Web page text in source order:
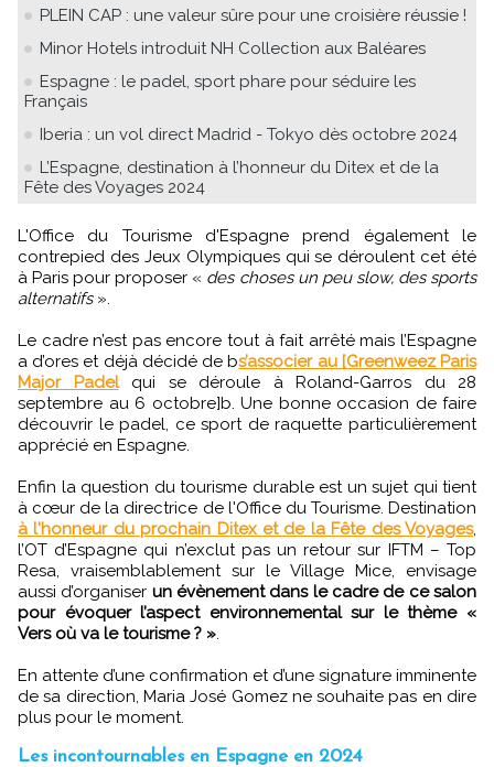
PLEIN CAP : une valeur sûre pour une croisière réussie !
Minor Hotels introduit NH Collection aux Baléares
Espagne : le padel, sport phare pour séduire les
Français
Iberia : un vol direct Madrid - Tokyo dès octobre 2024
L’Espagne, destination à l’honneur du Ditex et de la
Fête des Voyages 2024
L'Office du Tourisme d'Espagne prend également le
contrepied des Jeux Olympiques qui se déroulent cet été
à Paris pour proposer « des choses un peu slow, des sports
alternatifs».
Le cadre n’est pas encore tout à fait arrêté mais l’Espagne
a d’ores et déjà décidé de bs’associer au [Greenweez Paris
Major Padelqui se déroule à Roland-Garros du 28
septembre au 6 octobre]b. Une bonne occasion de faire
découvrir le padel, ce sport de raquette particulièrement
apprécié en Espagne.
Enfin la question du tourisme durable est un sujet qui tient
à cœur de la directrice de l'Office du Tourisme. Destination
à l'honneur du prochain Ditex et de la Fête des Voyages,
l’OT d’Espagne qui n’exclut pas un retour sur IFTM – Top
Resa, vraisemblablement sur le Village Mice, envisage
aussi d’organiser un évènement dans le cadre de ce salon
pour évoquer l’aspect environnemental sur le thème «
Vers où va le tourisme ? »
En attente d’une confirmation et d’une signature imminente
de sa direction, Maria José Gomez ne souhaite pas en dire
plus pour le moment.
Les incontournables en Espagne en 2024